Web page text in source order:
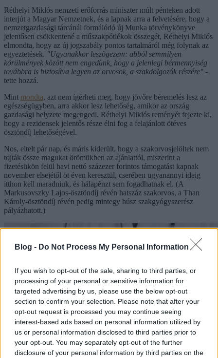
Blog - Do Not Process My Personal Information
If you wish to opt-out of the sale, sharing to third parties, or
processing of your personal or sensitive information for
targeted advertising by us, please use the below opt-out
section to confirm your selection. Please note that after your
opt-out request is processed you may continue seeing
interest-based ads based on personal information utilized by
us or personal information disclosed to third parties prior to
your opt-out. You may separately opt-out of the further
disclosure of your personal information by third parties on the
Réthelyi Miklós nemzeti erőforrás miniszter múlt pénteken adott
interjút a Magyar Nemzetnek, és a lapnak arra a felvetésére, hogy a
nemzetgazdasági tárcánál formálódó új Munka törvénykönyve
jelentősen csökkentené a műszakpótlékok összegét, Réthelyi Miklós
elmondta, hogy az új jogszabály pontos tartalmáról még folynak az
egyeztetések. "Ugyanakkor leszögezem: abból semmilyen
körülmények között nem engedünk, hogy a jelenlegi bérmennyiség
továbbra is biztosítva legyen az orvosok, a szakdolgozók részére" -
tette hozzá.
Mint mondta, azt nem ígérheti meg, hogy jövőre béremelés lesz az
egészségügyben, arra akkor lesz lehetőség, amikor az ország
gazdasági helyzete megengedi. Réthelyi Miklós reményét fejezte ki,
hogy a rezidensek jelentős része élni fog a felajánlott ötéves
ösztöndíj lehetőségével.
Nos, eltelt pár nap, és máris kiderült, hogy a szakorvosjelöltek nem
tojták össze magukat örömükben az ajánlattól, miszerint a
fizetésükön felül havi nettó százezer forintos támogatást kapnak
november elsejétől öt éven keresztül, cserében ugyanannyi ideig
itthon kell maradniuk, és hálapénzt sem fogadhatnak el. (A
Markusovszky Lajos-ösztöndíj révén hatszáz szakorvos, a Than
Károly-ösztöndíj révén pedig mintegy húsz szakgyógyszerész
pályázhatott.)